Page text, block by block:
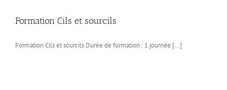
Formation Cils et sourcils
Formation Cils et sourcils Durée de formation : 1 journée [...]